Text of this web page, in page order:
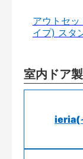
アウトセッ
イプ) スタ
室内ドア
ieria(